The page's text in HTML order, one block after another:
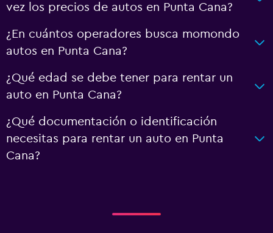
vez los precios de autos en Punta Cana?
¿En cuántos operadores busca momondo
autos en Punta Cana?
¿Qué edad se debe tener para rentar un
auto en Punta Cana?
¿Qué documentación o identificación
necesitas para rentar un auto en Punta
Cana?